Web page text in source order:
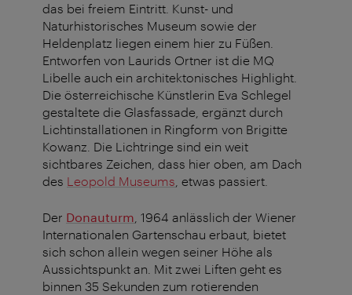
das bei freiem Eintritt. Kunst- und
Naturhistorisches Museum sowie der
Heldenplatz liegen einem hier zu Füßen.
Entworfen von Laurids Ortner ist die MQ
Libelle auch ein architektonisches Highlight.
Die österreichische Künstlerin Eva Schlegel
gestaltete die Glasfassade, ergänzt durch
Lichtinstallationen in Ringform von Brigitte
Kowanz. Die Lichtringe sind ein weit
sichtbares Zeichen, dass hier oben, am Dach
des Leopold Museums , etwas passiert.
Der Donauturm , 1964 anlässlich der Wiener
Internationalen Gartenschau erbaut, bietet
sich schon allein wegen seiner Höhe als
Aussichtspunkt an. Mit zwei Liften geht es
binnen 35 Sekunden zum rotierenden